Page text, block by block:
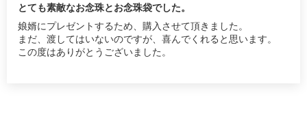
とても素敵なお念珠とお念珠袋でした。
娘婿にプレゼントするため、購入させて頂きました。
まだ、渡してはいないのですが、喜んでくれると思います。
この度はありがとうございました。